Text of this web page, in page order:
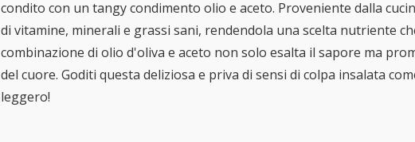
condito con un tangy condimento olio e aceto. Proveniente dalla
di vitamine, minerali e grassi sani, rendendola una scelta nutriente
combinazione di olio d'oliva e aceto non solo esalta il sapore ma
del cuore. Goditi questa deliziosa e priva di sensi di colpa insalata
leggero!